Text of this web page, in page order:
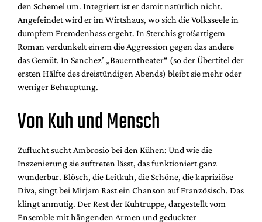
den Schemel um. Integriert ist er damit natürlich nicht.
Angefeindet wird er im Wirtshaus, wo sich die Volksseele in
dumpfem Fremdenhass ergeht. In Sterchis großartigem
Roman verdunkelt einem die Aggression gegen das andere
das Gemüt. In Sanchez’ „Bauerntheater“ (so der Übertitel der
ersten Hälfte des dreistündigen Abends) bleibt sie mehr oder
weniger Behauptung.
Von Kuh und Mensch
Zuflucht sucht Ambrosio bei den Kühen: Und wie die
Inszenierung sie auftreten lässt, das funktioniert ganz
wunderbar. Blösch, die Leitkuh, die Schöne, die kapriziöse
Diva, singt bei Mirjam Rast ein Chanson auf Französisch. Das
klingt anmutig. Der Rest der Kuhtruppe, dargestellt vom
Ensemble mit hängenden Armen und geduckter